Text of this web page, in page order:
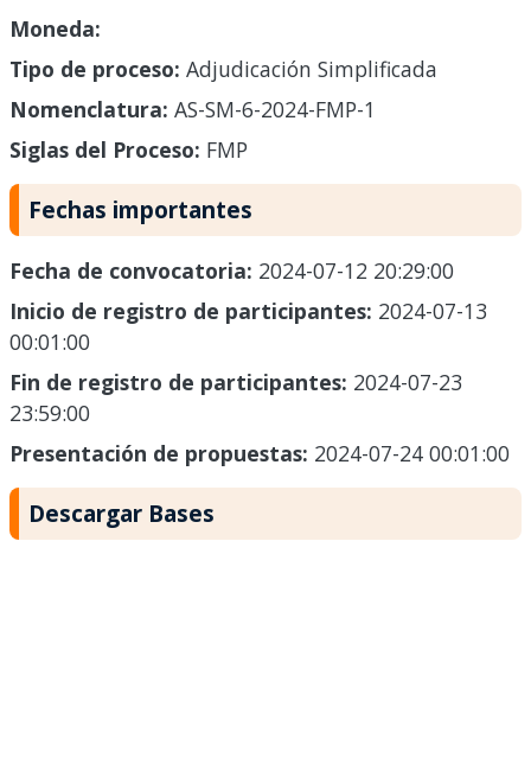
Moneda:
Tipo de proceso: Adjudicación Simplificada
Nomenclatura: AS-SM-6-2024-FMP-1
Siglas del Proceso: FMP
Fechas importantes
Fecha de convocatoria: 2024-07-12 20:29:00
Inicio de registro de participantes: 2024-07-13
00:01:00
Fin de registro de participantes: 2024-07-23
23:59:00
Presentación de propuestas: 2024-07-24 00:01:00
Descargar Bases